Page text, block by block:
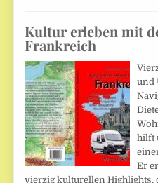
Kultur erleben mit
Frankreich
und
hilft
Er
vierzig kulturellen Highlights,